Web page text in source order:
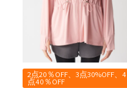
2点20％OFF、3点30%OFF、4
点40％OFF